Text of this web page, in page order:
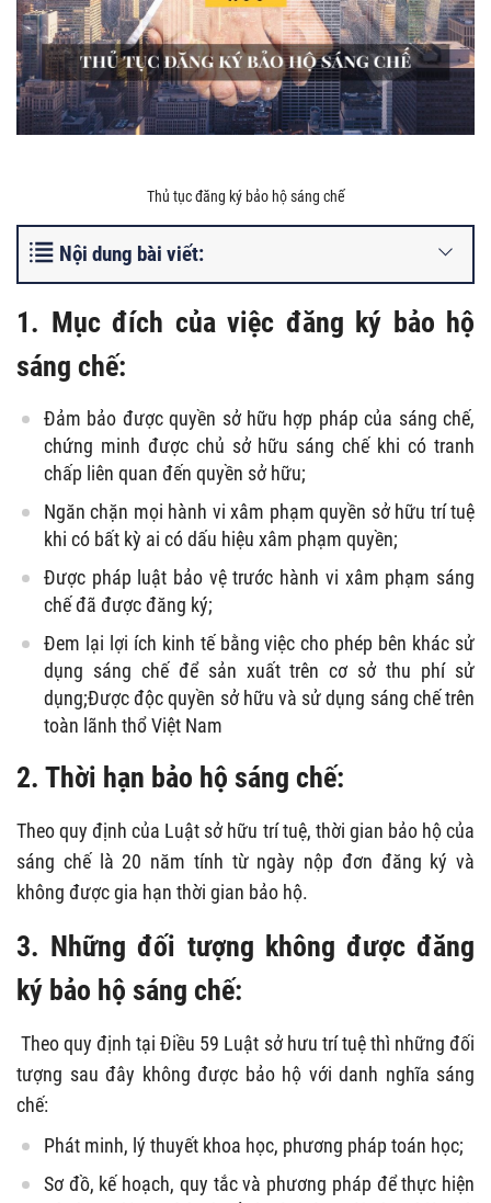
Thủ tục đăng ký bảo hộ sáng chế
Nội dung bài viết:
1. Mục đích của việc đăng ký bảo hộ
sáng chế:
Đảm bảo được quyền sở hữu hợp pháp của sáng chế,
chứng minh được chủ sở hữu sáng chế khi có tranh
chấp liên quan đến quyền sở hữu;
Ngăn chặn mọi hành vi xâm phạm quyền sở hữu trí tuệ
khi có bất kỳ ai có dấu hiệu xâm phạm quyền;
Được pháp luật bảo vệ trước hành vi xâm phạm sáng
chế đã được đăng ký;
Đem lại lợi ích kinh tế bằng việc cho phép bên khác sử
dụng sáng chế để sản xuất trên cơ sở thu phí sử
dụng;Được độc quyền sở hữu và sử dụng sáng chế trên
toàn lãnh thổ Việt Nam
2. Thời hạn bảo hộ sáng chế:
Theo quy định của Luật sở hữu trí tuệ, thời gian bảo hộ của
sáng chế là 20 năm tính từ ngày nộp đơn đăng ký và
không được gia hạn thời gian bảo hộ.
3. Những đối tượng không được đăng
ký bảo hộ sáng chế:
Theo quy định tại Điều 59 Luật sở hưu trí tuệ thì những đối
tượng sau đây không được bảo hộ với danh nghĩa sáng
chế:
Phát minh, lý thuyết khoa học, phương pháp toán học;
Sơ đồ, kế hoạch, quy tắc và phương pháp để thực hiện